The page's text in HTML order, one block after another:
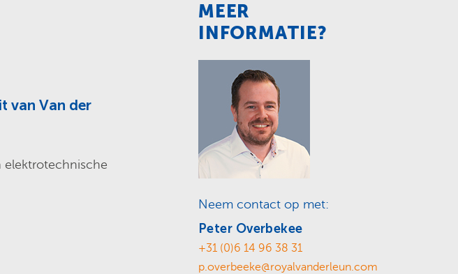
van Van der
elektrotechnische
MEER
INFORMATIE?
Neem contact op met:
Peter Overbekee
+31 (0)6 14 96 38 31
p.overbeeke@royalvanderleun.com